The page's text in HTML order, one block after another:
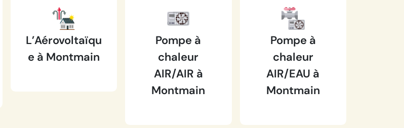
L’Aérovoltaïqu
e à Montmain
Pompe à
chaleur
AIR/AIR à
Montmain
Pompe à
chaleur
AIR/EAU à
Montmain